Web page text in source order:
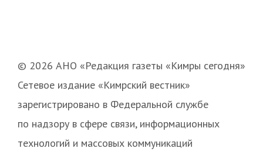
© 2026 АНО «Редакция газеты «Кимры сегодня»
Сетевое издание «Кимрский вестник»
зарегистрировано в Федеральной службе
по надзору в сфере связи, информационных
технологий и массовых коммуникаций